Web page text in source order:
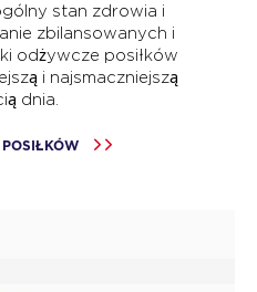
stan zdrowia i
zbilansowanych i
odżywcze posiłków
i najsmaczniejszą
dnia.